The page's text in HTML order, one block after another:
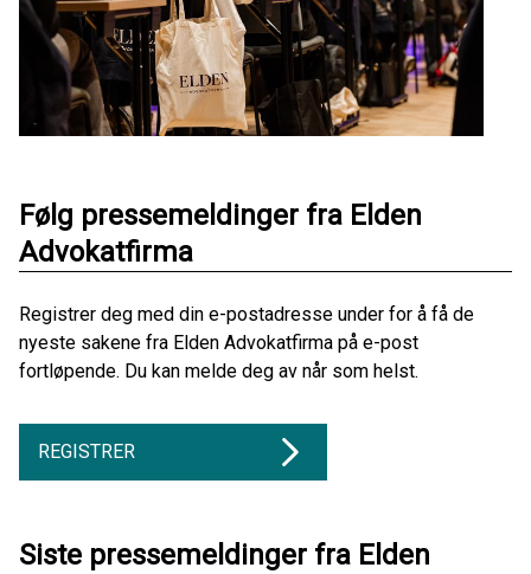
Følg pressemeldinger fra Elden
Advokatfirma
Registrer deg med din e-postadresse under for å få de
nyeste sakene fra Elden Advokatfirma på e-post
fortløpende. Du kan melde deg av når som helst.
REGISTRER
Siste pressemeldinger fra Elden